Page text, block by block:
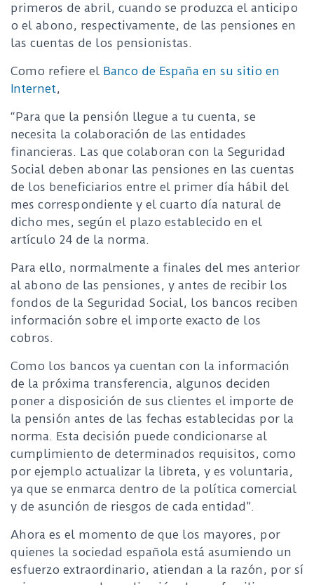
primeros de abril, cuando se produzca el anticipo
o el abono, respectivamente, de las pensiones en
las cuentas de los pensionistas.
Como refiere el Banco de España en su sitio en
Internet,
“Para que la pensión llegue a tu cuenta, se
necesita la colaboración de las entidades
financieras. Las que colaboran con la Seguridad
Social deben abonar las pensiones en las cuentas
de los beneficiarios entre el primer día hábil del
mes correspondiente y el cuarto día natural de
dicho mes, según el plazo establecido en el
artículo 24 de la norma.
Para ello, normalmente a finales del mes anterior
al abono de las pensiones, y antes de recibir los
fondos de la Seguridad Social, los bancos reciben
información sobre el importe exacto de los
cobros.
Como los bancos ya cuentan con la información
de la próxima transferencia, algunos deciden
poner a disposición de sus clientes el importe de
la pensión antes de las fechas establecidas por la
norma. Esta decisión puede condicionarse al
cumplimiento de determinados requisitos, como
por ejemplo actualizar la libreta, y es voluntaria,
ya que se enmarca dentro de la política comercial
y de asunción de riesgos de cada entidad”.
Ahora es el momento de que los mayores, por
quienes la sociedad española está asumiendo un
esfuerzo extraordinario, atiendan a la razón, por sí